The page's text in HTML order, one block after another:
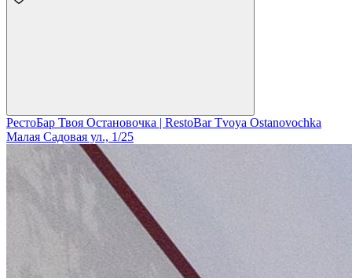
РестоБар Твоя Остановочка | RestoBar Tvoya Ostanovochka
Малая Садовая ул., 1/25